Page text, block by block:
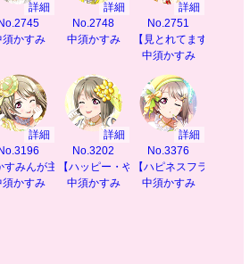
詳細
No.2745
須かすみ
詳細
No.2748
中須かすみ
詳細
No.2751
【見とれてます？】
中須かすみ
と】
詳細
No.3196
すみんが主役です】
須かすみ
詳細
No.3202
【ハッピー・やっぴー】
中須かすみ
詳細
No.3376
【ハピネスフラワー】
中須かすみ